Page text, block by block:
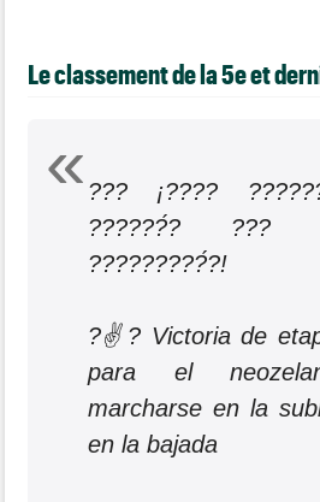
Le classement de la 5e et
??? ¡????
??????́? ???
?????????́?!
?✌️? Victoria de
para el
marcharse en la
en la bajada